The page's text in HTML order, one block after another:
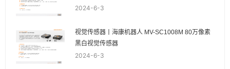
2024-6-3
视觉传感器丨海康机器人 MV-SC1008M 80万像素
黑白视觉传感器
2024-6-3